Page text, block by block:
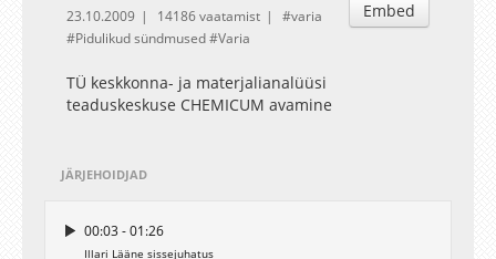
Embed
23.10.2009 14186 vaatamist
varia
Pidulikud sündmused
Varia
TÜ keskkonna- ja materjalianalüüsi
teaduskeskuse CHEMICUM avamine
JÄRJEHOIDJAD
00:03 - 01:26
Illari Lääne sissejuhatus